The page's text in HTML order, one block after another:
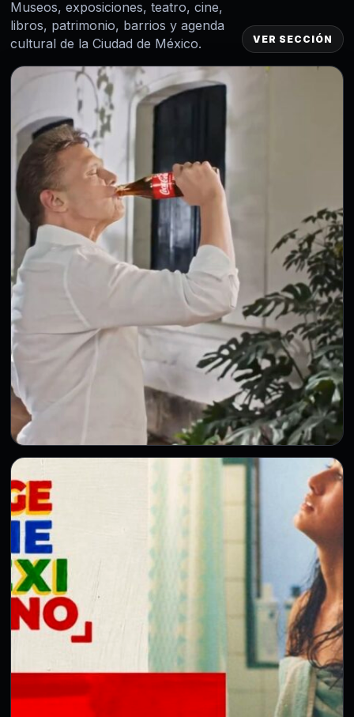
El Museo de Historia Natural cobra 39 pesos y el Centro
de Cultura Ambiental es gratis: un día…
Museos, exposiciones, teatro, cine,
libros, patrimonio, barrios y agenda
cultural de la Ciudad de México.
VER SECCIÓN
Luis Miguel reaparece en comercial tras
meses alejado de los escenarios
6 Ago 2026
Luis Miguel reapareció en un comercial de Coca-Cola
mientras mantiene un bajo perfil y no anuncia nuevos
conciertos.